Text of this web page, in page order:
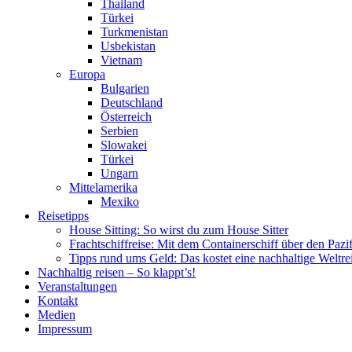
Thailand
Türkei
Turkmenistan
Usbekistan
Vietnam
Europa
Bulgarien
Deutschland
Österreich
Serbien
Slowakei
Türkei
Ungarn
Mittelamerika
Mexiko
Reisetipps
House Sitting: So wirst du zum House Sitter
Frachtschiffreise: Mit dem Containerschiff über den
Tipps rund ums Geld: Das kostet eine nachhaltige
Nachhaltig reisen – So klappt’s!
Veranstaltungen
Kontakt
Medien
Impressum